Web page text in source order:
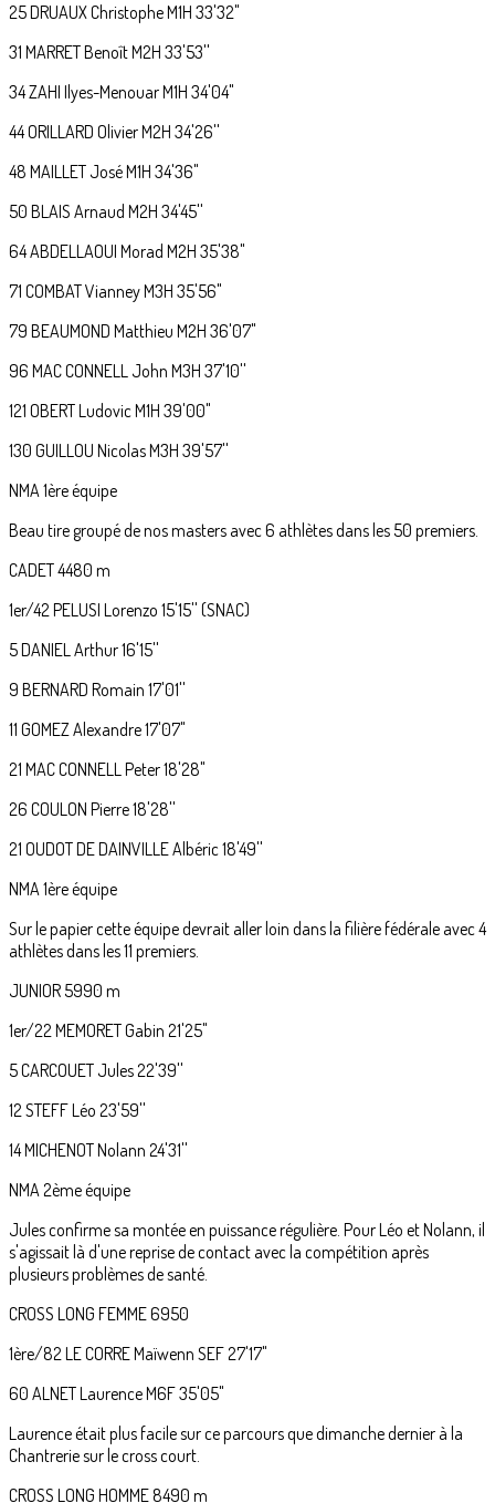
25 DRUAUX Christophe M1H 33'32"
31 MARRET Benoît M2H 33'53''
34 ZAHI Ilyes-Menouar M1H 34'04"
44 ORILLARD Olivier M2H 34'26''
48 MAILLET José M1H 34'36"
50 BLAIS Arnaud M2H 34'45''
64 ABDELLAOUI Morad M2H 35'38"
71 COMBAT Vianney M3H 35'56"
79 BEAUMOND Matthieu M2H 36'07"
96 MAC CONNELL John M3H 37'10''
121 OBERT Ludovic M1H 39'00"
130 GUILLOU Nicolas M3H 39'57''
NMA 1ère équipe
Beau tire groupé de nos masters avec 6 athlètes dans les 50 premiers.
CADET 4480 m
1er/42 PELUSI Lorenzo 15'15'' (SNAC)
5 DANIEL Arthur 16'15''
9 BERNARD Romain 17'01''
11 GOMEZ Alexandre 17'07"
21 MAC CONNELL Peter 18'28"
26 COULON Pierre 18'28''
21 OUDOT DE DAINVILLE Albéric 18'49''
NMA 1ère équipe
Sur le papier cette équipe devrait aller loin dans la filière fédérale avec 4
athlètes dans les 11 premiers.
JUNIOR 5990 m
1er/22 MEMORET Gabin 21'25"
5 CARCOUET Jules 22'39''
12 STEFF Léo 23'59''
14 MICHENOT Nolann 24'31''
NMA 2ème équipe
Jules confirme sa montée en puissance régulière. Pour Léo et Nolann, il
s'agissait là d'une reprise de contact avec la compétition après
plusieurs problèmes de santé.
CROSS LONG FEMME 6950
1ère/82 LE CORRE Maïwenn SEF 27'17"
60 ALNET Laurence M6F 35'05"
Laurence était plus facile sur ce parcours que dimanche dernier à la
Chantrerie sur le cross court.
CROSS LONG HOMME 8490 m